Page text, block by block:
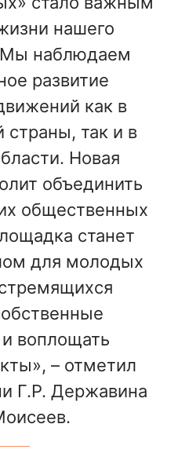
нашего
Мы наблюдаем
развитие
как в
страны, так и в
Новая
объединить
общественных
станет
для молодых
воплощать
– отметил
Г.Р. Державина